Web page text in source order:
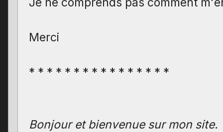
Merci
* * * * * * * * * * * * * * * *
Bonjour et bienvenue sur mon site.